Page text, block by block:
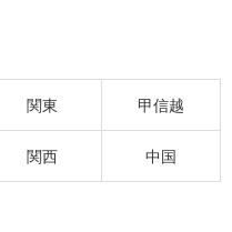
関東 甲信越
関西 中国